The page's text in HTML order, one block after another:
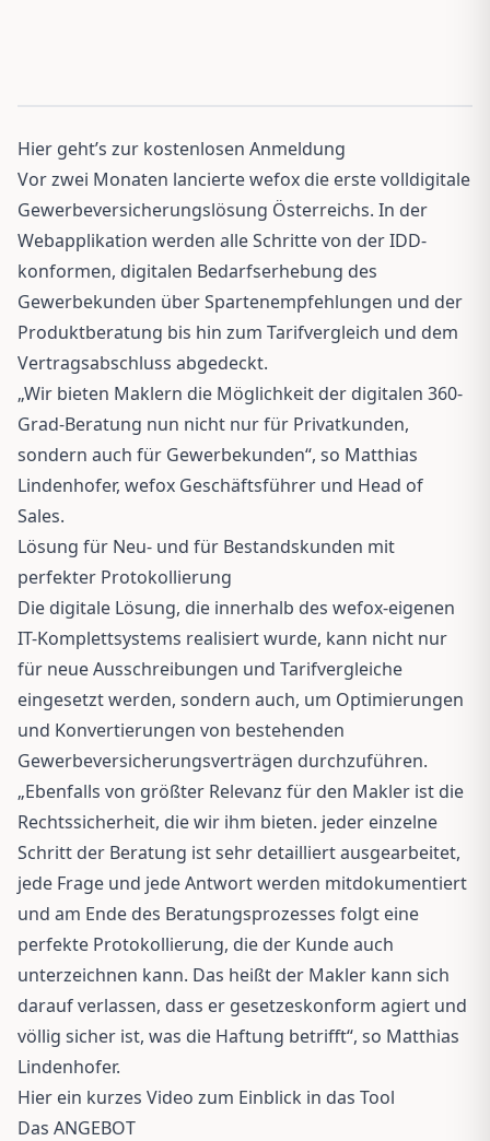
Hier geht’s zur kostenlosen Anmeldung
Vor zwei Monaten lancierte wefox die erste volldigitale
Gewerbeversicherungslösung Österreichs. In der
Webapplikation werden alle Schritte von der IDD-
konformen, digitalen Bedarfserhebung des
Gewerbekunden über Spartenempfehlungen und der
Produktberatung bis hin zum Tarifvergleich und dem
Vertragsabschluss abgedeckt.
„Wir bieten Maklern die Möglichkeit der digitalen 360-
Grad-Beratung nun nicht nur für Privatkunden,
sondern auch für Gewerbekunden“, so Matthias
Lindenhofer, wefox Geschäftsführer und Head of
Sales.
Lösung für Neu- und für Bestandskunden mit
perfekter Protokollierung
Die digitale Lösung, die innerhalb des wefox-eigenen
IT-Komplettsystems realisiert wurde, kann nicht nur
für neue Ausschreibungen und Tarifvergleiche
eingesetzt werden, sondern auch, um Optimierungen
und Konvertierungen von bestehenden
Gewerbeversicherungsverträgen durchzuführen.
„Ebenfalls von größter Relevanz für den Makler ist die
Rechtssicherheit, die wir ihm bieten. jeder einzelne
Schritt der Beratung ist sehr detailliert ausgearbeitet,
jede Frage und jede Antwort werden mitdokumentiert
und am Ende des Beratungsprozesses folgt eine
perfekte Protokollierung, die der Kunde auch
unterzeichnen kann. Das heißt der Makler kann sich
darauf verlassen, dass er gesetzeskonform agiert und
völlig sicher ist, was die Haftung betrifft“, so Matthias
Lindenhofer.
Hier ein kurzes Video zum Einblick in das Tool
Das ANGEBOT